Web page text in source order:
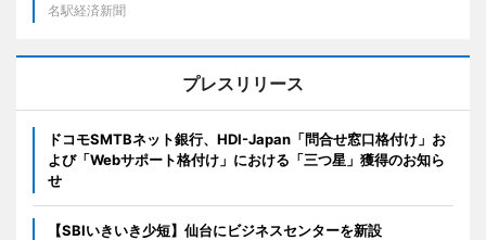
名駅経済新聞
プレスリリース
ドコモSMTBネット銀行、HDI-Japan「問合せ窓口格付け」お
よび「Webサポート格付け」における「三つ星」獲得のお知ら
せ
【SBIいきいき少短】仙台にビジネスセンターを新設